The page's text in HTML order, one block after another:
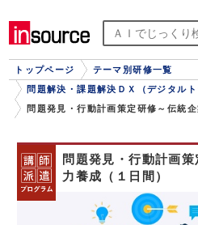
トップページ
テーマ別研修一覧
問題解決・課題解決ＤＸ（デジタル
問題発見・行動計画策定研修～伝統
問題発見・行動計画
力養成（１日間）